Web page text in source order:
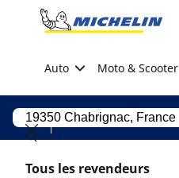
Go to page content
Auto Moto & Scooter
Tous les revendeurs